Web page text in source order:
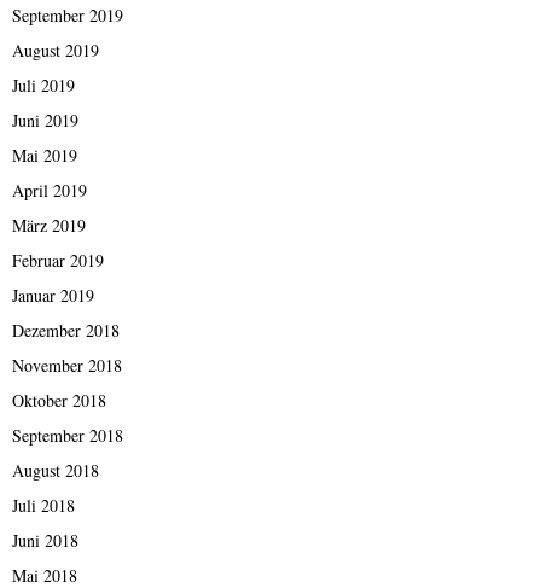
September 2019
August 2019
Juli 2019
Juni 2019
Mai 2019
April 2019
März 2019
Februar 2019
Januar 2019
Dezember 2018
November 2018
Oktober 2018
September 2018
August 2018
Juli 2018
Juni 2018
Mai 2018